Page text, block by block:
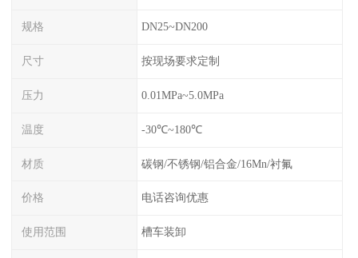
规格 DN25~DN200
尺寸 按现场要求定制
压力 0.01MPa~5.0MPa
温度 -30℃~180℃
材质 碳钢/不锈钢/铝合金/16Mn/衬氟
价格 电话咨询优惠
使用范围 槽车装卸